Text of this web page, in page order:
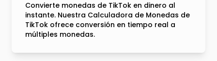
Convierte monedas de TikTok en dinero al
instante. Nuestra Calculadora de Monedas de
TikTok ofrece conversión en tiempo real a
múltiples monedas.